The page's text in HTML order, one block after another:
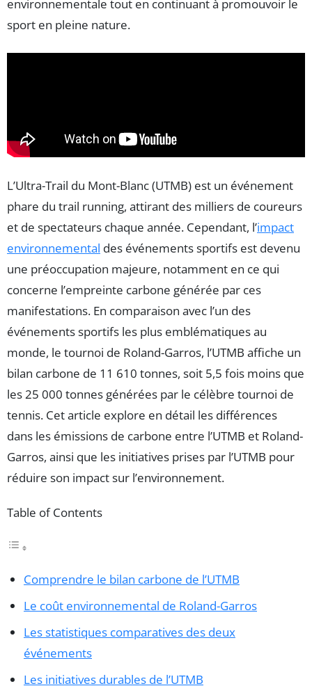
environnementale tout en continuant à promouvoir le
sport en pleine nature.
L’Ultra-Trail du Mont-Blanc (UTMB) est un événement
phare du trail running, attirant des milliers de coureurs
et de spectateurs chaque année. Cependant, l’impact
environnemental des événements sportifs est devenu
une préoccupation majeure, notamment en ce qui
concerne l’empreinte carbone générée par ces
manifestations. En comparaison avec l’un des
événements sportifs les plus emblématiques au
monde, le tournoi de Roland-Garros, l’UTMB affiche un
bilan carbone de 11 610 tonnes, soit 5,5 fois moins que
les 25 000 tonnes générées par le célèbre tournoi de
tennis. Cet article explore en détail les différences
dans les émissions de carbone entre l’UTMB et Roland-
Garros, ainsi que les initiatives prises par l’UTMB pour
réduire son impact sur l’environnement.
Table of Contents
Comprendre le bilan carbone de l’UTMB
Le coût environnemental de Roland-Garros
Les statistiques comparatives des deux
événements
Les initiatives durables de l’UTMB